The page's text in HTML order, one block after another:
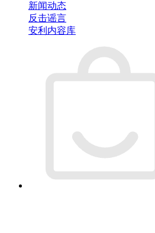
新闻动态
反击谣言
安利内容库